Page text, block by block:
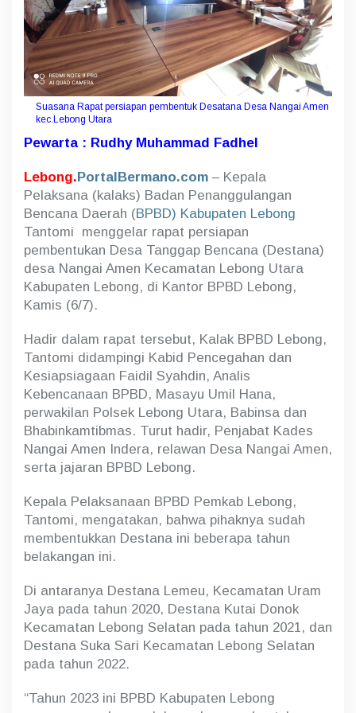
t
u
k
a
n
D
e
s
a
N
a
g
i
A
m
Suasana Rapat persiapan pembentuk Desatana Desa Nangai Amen
kec.Lebong Utara
Pewarta : Rudhy Muhammad Fadhel
Lebong.PortalBermano.com – Kepala
Pelaksana (kalaks) Badan Penanggulangan
Bencana Daerah (BPBD) Kabupaten Lebong
Tantomi menggelar rapat persiapan
pembentukan Desa Tanggap Bencana (Destana)
desa Nangai Amen Kecamatan Lebong Utara
Kabupaten Lebong, di Kantor BPBD Lebong,
Kamis (6/7).
Hadir dalam rapat tersebut, Kalak BPBD Lebong,
Tantomi didampingi Kabid Pencegahan dan
Kesiapsiagaan Faidil Syahdin, Analis
Kebencanaan BPBD, Masayu Umil Hana,
perwakilan Polsek Lebong Utara, Babinsa dan
Bhabinkamtibmas. Turut hadir, Penjabat Kades
Nangai Amen Indera, relawan Desa Nangai Amen,
serta jajaran BPBD Lebong.
Kepala Pelaksanaan BPBD Pemkab Lebong,
Tantomi, mengatakan, bahwa pihaknya sudah
membentukkan Destana ini beberapa tahun
belakangan ini.
Di antaranya Destana Lemeu, Kecamatan Uram
Jaya pada tahun 2020, Destana Kutai Donok
Kecamatan Lebong Selatan pada tahun 2021, dan
Destana Suka Sari Kecamatan Lebong Selatan
pada tahun 2022.
“Tahun 2023 ini BPBD Kabupaten Lebong